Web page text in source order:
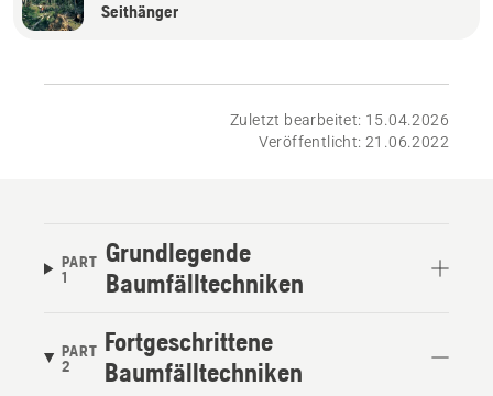
Seithänger
Zuletzt bearbeitet: 15.04.2026
Veröffentlicht: 21.06.2022
PART
1
Grundlegende
Baumfälltechniken
PART
2
Fortgeschrittene
Baumfälltechniken